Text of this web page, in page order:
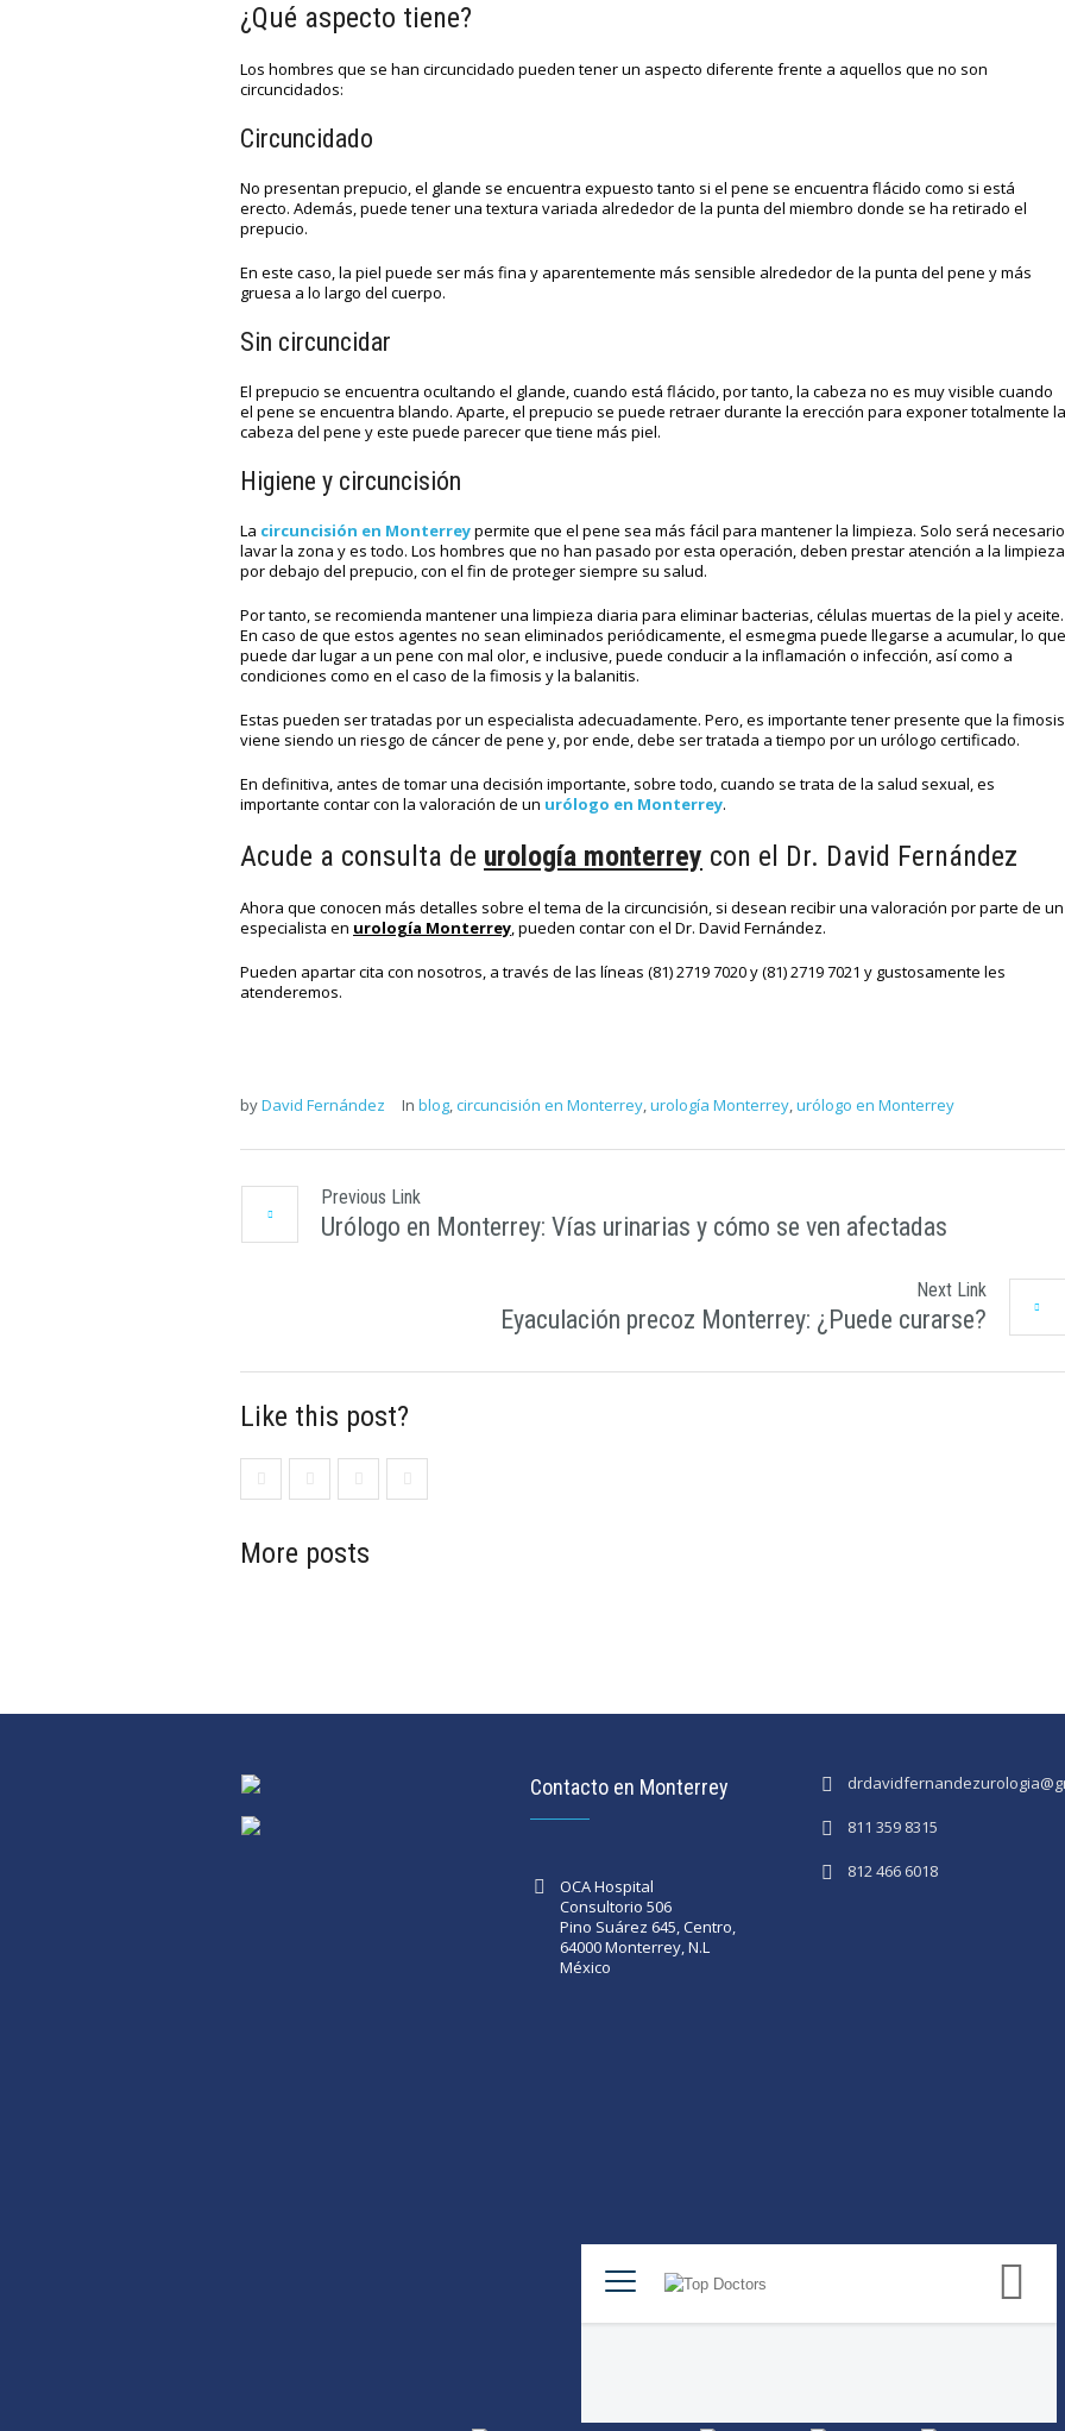
¿Qué aspecto tiene?
Los hombres que se han circuncidado pueden tener un aspecto diferente frente a aquellos que no son
circuncidados:
Circuncidado
No presentan prepucio, el glande se encuentra expuesto tanto si el pene se encuentra flácido como si está
erecto. Además, puede tener una textura variada alrededor de la punta del miembro donde se ha retirado el
prepucio.
En este caso, la piel puede ser más fina y aparentemente más sensible alrededor de la punta del pene y más
gruesa a lo largo del cuerpo.
Sin circuncidar
El prepucio se encuentra ocultando el glande, cuando está flácido, por tanto, la cabeza no es muy visible cuando
el pene se encuentra blando. Aparte, el prepucio se puede retraer durante la erección para exponer totalmente la
cabeza del pene y este puede parecer que tiene más piel.
Higiene y circuncisión
La circuncisión en Monterreypermite que el pene sea más fácil para mantener la limpieza. Solo será necesario
lavar la zona y es todo. Los hombres que no han pasado por esta operación, deben prestar atención a la limpieza
por debajo del prepucio, con el fin de proteger siempre su salud.
Por tanto, se recomienda mantener una limpieza diaria para eliminar bacterias, células muertas de la piel y aceite.
En caso de que estos agentes no sean eliminados periódicamente, el esmegma puede llegarse a acumular, lo que
puede dar lugar a un pene con mal olor, e inclusive, puede conducir a la inflamación o infección, así como a
condiciones como en el caso de la fimosis y la balanitis.
Estas pueden ser tratadas por un especialista adecuadamente. Pero, es importante tener presente que la fimosis
viene siendo un riesgo de cáncer de pene y, por ende, debe ser tratada a tiempo por un urólogo certificado.
En definitiva, antes de tomar una decisión importante, sobre todo, cuando se trata de la salud sexual, es
importante contar con la valoración de un urólogo en Monterrey.
Acude a consulta de urología monterrey con el Dr. David Fernández
Ahora que conocen más detalles sobre el tema de la circuncisión, si desean recibir una valoración por parte de un
especialista en urología Monterrey, pueden contar con el Dr. David Fernández.
Pueden apartar cita con nosotros, a través de las líneas (81) 2719 7020 y (81) 2719 7021 y gustosamente les
atenderemos.
byDavid Fernández In blog,circuncisión en Monterrey,urología Monterrey,urólogo en Monterrey
Previous Link
Urólogo en Monterrey: Vías urinarias y cómo se ven afectadas
Next Link
Eyaculación precoz Monterrey: ¿Puede curarse?
Like this post?
More posts
Contacto en Monterrey
OCA Hospital
Consultorio 506
Pino Suárez 645, Centro,
64000 Monterrey, N.L
México
811 359 8315
812 466 6018